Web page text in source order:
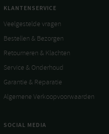
KLANTENSERVICE
Veelgestelde vragen
Bestellen & Bezorgen
Retourneren & Klachten
Service & Onderhoud
Garantie & Reparatie
Algemene Verkoopvoorwaarden
SOCIAL MEDIA